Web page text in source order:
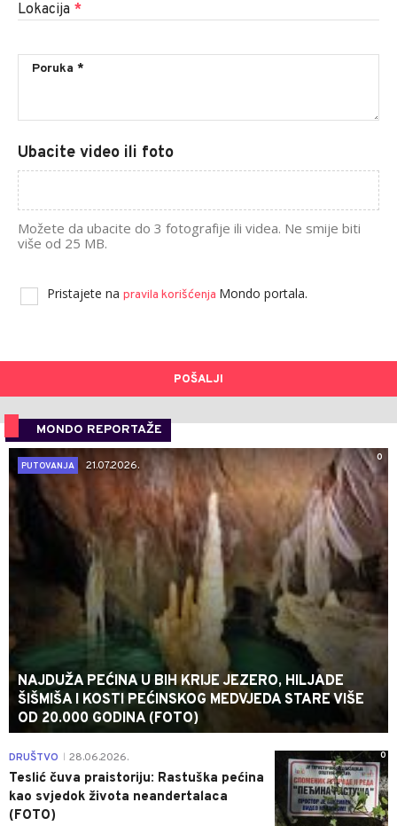
Lokacija *
Ubacite video ili foto
Možete da ubacite do 3 fotografije ili videa. Ne smije biti
više od 25 MB.
Pristajete na pravila korišćenja Mondo portala.
POŠALJI
MONDO REPORTAŽE
0
PUTOVANJA
21.07.2026.
NAJDUŽA PEĆINA U BIH KRIJE JEZERO, HILJADE
ŠIŠMIŠA I KOSTI PEĆINSKOG MEDVJEDA STARE VIŠE
OD 20.000 GODINA (FOTO)
0
DRUŠTVO 28.06.2026.
Teslić čuva praistoriju: Rastuška pećina
kao svjedok života neandertalaca
(FOTO)